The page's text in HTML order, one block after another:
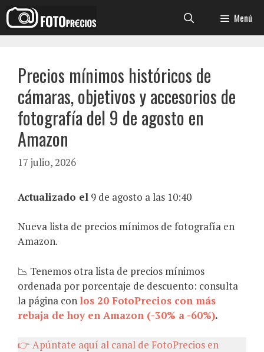
Saltar
al
contenido
Menú
Precios mínimos históricos de
cámaras, objetivos y accesorios de
fotografía del 9 de agosto en
Amazon
17 julio, 2026
Actualizado el 9 de agosto a las 10:40
Nueva lista de precios mínimos de fotografía en
Amazon.
📉 Tenemos otra lista de precios mínimos
ordenada por porcentaje de descuento: consulta
la página con los 20 FotoPrecios con más
rebaja de hoy en Amazon (-30% a -60%).
👉 Apúntate aquí al canal de FotoPrecios en